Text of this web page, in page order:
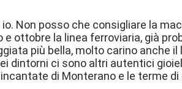
Non posso che consigliare la
ottobre la linea ferroviaria, già
più bella, molto carino anche
dintorni ci sono altri autentici
di Monterano e le terme